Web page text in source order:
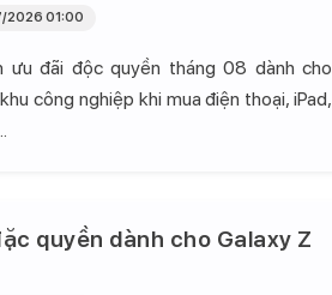
ưu đãi độc quyền tháng 08 dành cho
công nghiệp khi mua điện thoại, iPad,
2026 01:00
quyền dành cho Galaxy Z